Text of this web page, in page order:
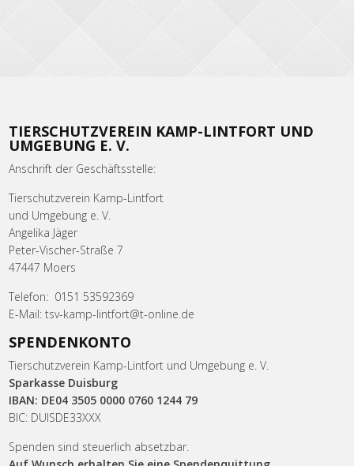
TIERSCHUTZVEREIN KAMP-LINTFORT UND
UMGEBUNG E. V.
Anschrift der Geschäftsstelle:
Tierschutzverein Kamp-Lintfort
und Umgebung e. V.
Angelika Jäger
Peter-Vischer-Straße 7
47447 Moers
Telefon: 0151 53592369
E-Mail: tsv-kamp-lintfort@t-online.de
SPENDENKONTO
Tierschutzverein Kamp-Lintfort und Umgebung e. V.
Sparkasse Duisburg
IBAN: DE04 3505 0000 0760 1244 79
BIC: DUISDE33XXX
Spenden sind steuerlich absetzbar.